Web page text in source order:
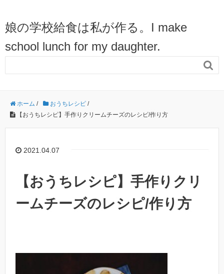
娘の学校給食は私が作る。I make
school lunch for my daughter.

ホーム / おうちレシピ /
【おうちレシピ】手作りクリームチーズのレシピ/作り方
2021.04.07
【おうちレシピ】手作りクリ
ームチーズのレシピ/作り方